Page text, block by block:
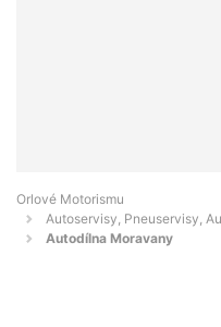
Orlové Motorismu
Autoservisy, Pneuservisy,
Autodílna Moravany